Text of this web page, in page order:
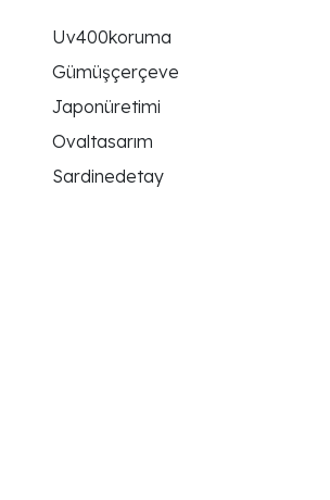
Uv400koruma
Gümüşçerçeve
Japonüretimi
Ovaltasarım
Sardinedetay